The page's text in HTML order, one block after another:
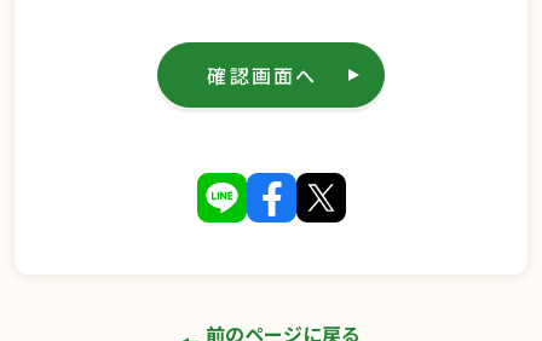
確認画面へ
前のページに戻る